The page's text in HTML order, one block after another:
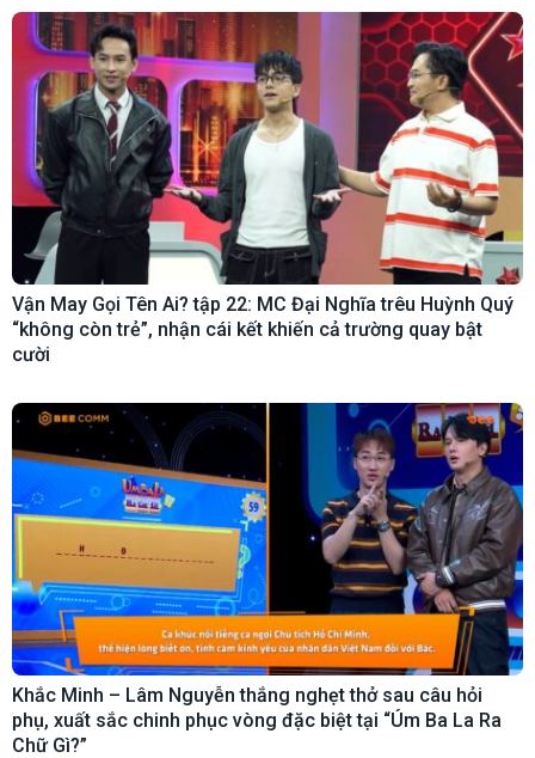
Vận May Gọi Tên Ai? tập 22: MC Đại Nghĩa trêu Huỳnh Quý
“không còn trẻ”, nhận cái kết khiến cả trường quay bật
cười
Khắc Minh – Lâm Nguyễn thắng nghẹt thở sau câu hỏi
phụ, xuất sắc chinh phục vòng đặc biệt tại “Úm Ba La Ra
Chữ Gì?”